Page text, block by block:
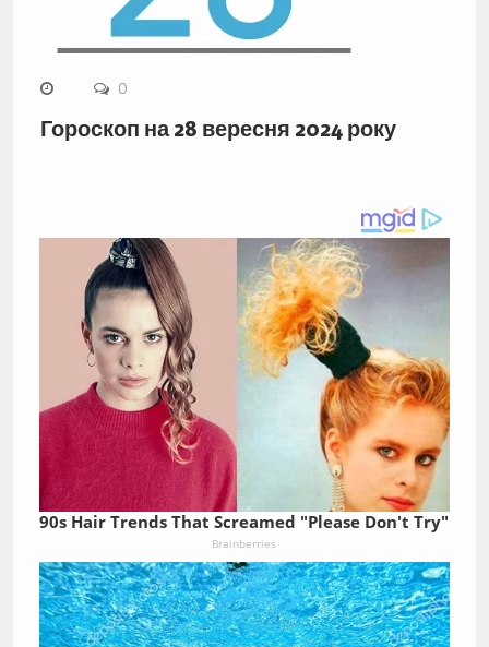
0
Гороскоп на 28 вересня 2024 року
90s Hair Trends That Screamed "Please Don't Try"
Brainberries